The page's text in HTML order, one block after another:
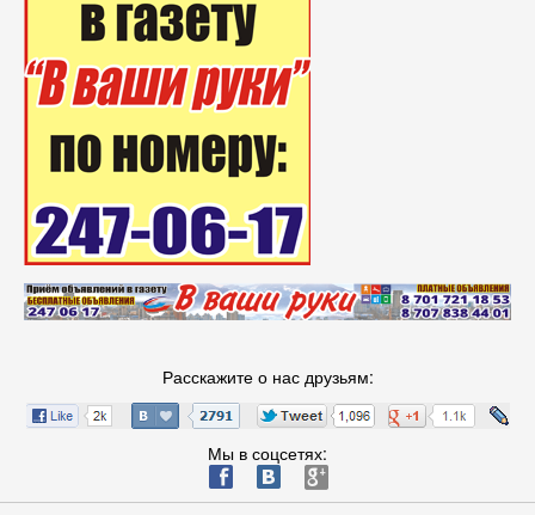
Расскажите о нас друзьям:
Мы в соцсетях:
ä æ è